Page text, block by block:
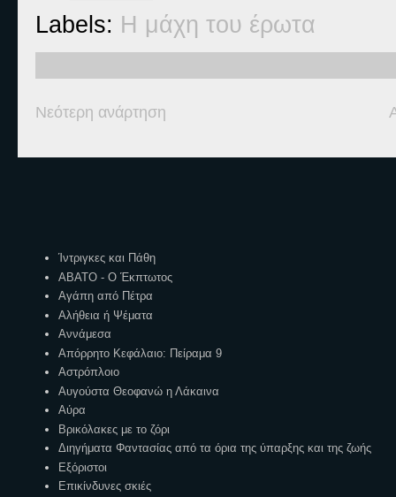
Labels: Η μάχη του έρωτα
Νεότερη ανάρτηση
Ίντριγκες και Πάθη
ΑΒΑΤΟ - Ο Έκπτωτος
Αγάπη από Πέτρα
Αλήθεια ή Ψέματα
Αννάμεσα
Απόρρητο Κεφάλαιο: Πείραμα 9
Αστρόπλοιο
Αυγούστα Θεοφανώ η Λάκαινα
Αύρα
Βρικόλακες με το ζόρι
Διηγήματα Φαντασίας από τα όρια της ύπαρξης και της ζωής
Εξόριστοι
Επικίνδυνες σκιές